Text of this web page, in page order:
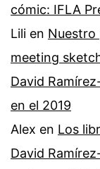
cómic: IFLA
Lili en Nuestro
meeting
David
en el 2019
Alex en Los
David